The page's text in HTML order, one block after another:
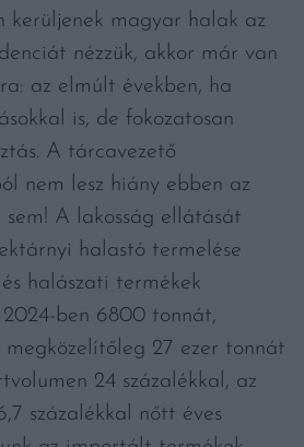
kerüljenek magyar halak az
nézzük, akkor már van
az elmúlt években, ha
is, de fokozatosan
A tárcavezető
nem lesz hiány ebben az
sem! A lakosság ellátását
halastó termelése
halászati termékek
ben 6800 tonnát,
megközelítőleg 27 ezer tonnát
24 százalékkal, az
százalékkal nőtt éves